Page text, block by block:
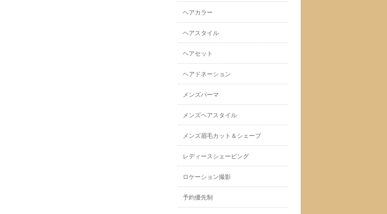
ヘアカラー
ヘアスタイル
ヘアセット
ヘアドネーション
メンズパーマ
メンズヘアスタイル
メンズ眉毛カット＆シェーブ
レディースシェービング
ロケーション撮影
予約優先制